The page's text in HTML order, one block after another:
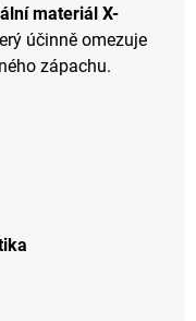
materiál X-
účinně omezuje
zápachu.